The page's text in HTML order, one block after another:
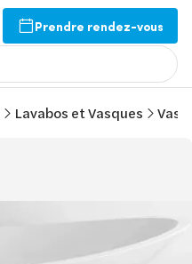
Prendre rendez-vous
Lavabos et Vasques